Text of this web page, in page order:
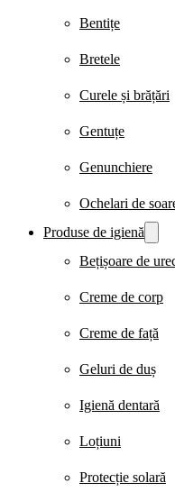
Bentițe
Bretele
Curele și brățări
Gentuțe
Genunchiere
Ochelari de
Produse de igienă
Bețișoare de
Creme de corp
Creme de față
Geluri de duș
Igienă dentară
Loțiuni
Protecție solară